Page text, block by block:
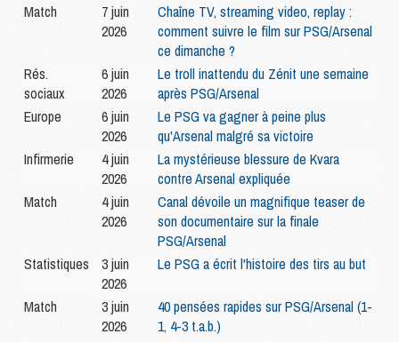
Match
7 juin
2026
Chaîne TV, streaming video, replay :
comment suivre le film sur PSG/Arsenal
ce dimanche ?
Rés.
sociaux
6 juin
2026
Le troll inattendu du Zénit une semaine
après PSG/Arsenal
Europe
6 juin
2026
Le PSG va gagner à peine plus
qu'Arsenal malgré sa victoire
Infirmerie
4 juin
2026
La mystérieuse blessure de Kvara
contre Arsenal expliquée
Match
4 juin
2026
Canal dévoile un magnifique teaser de
son documentaire sur la finale
PSG/Arsenal
Statistiques
3 juin
2026
Le PSG a écrit l'histoire des tirs au but
Match
3 juin
2026
40 pensées rapides sur PSG/Arsenal (1-
1, 4-3 t.a.b.)